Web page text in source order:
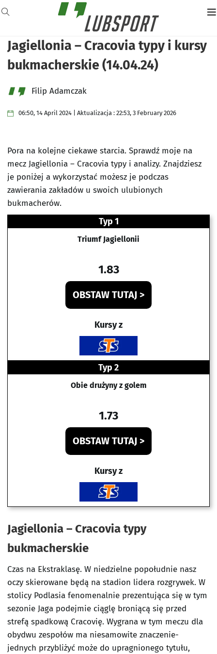
Jagiellonia – Cracovia typy i kursy
bukmacherskie (14.04.24)
Filip Adamczak
06:50, 14 April 2024 | Aktualizacja : 22:53, 3 February 2026
Pora na kolejne ciekawe starcia. Sprawdź moje na
mecz Jagiellonia – Cracovia typy i analizy. Znajdziesz
je poniżej a wykorzystać możesz je podczas
zawierania zakładów u swoich ulubionych
bukmacherów.
Typ 1
Triumf Jagiellonii
1.83
OBSTAW TUTAJ >
Kursy z
Typ 2
Obie drużyny z golem
1.73
OBSTAW TUTAJ >
Kursy z
Jagiellonia – Cracovia typy
bukmacherskie
Czas na Ekstraklasę. W niedzielne popołudnie nasz
oczy skierowane będą na stadion lidera rozgrywek. W
stolicy Podlasia fenomenalnie prezentująca się w tym
sezonie Jaga podejmie ciąglę broniącą się przed
strefą spadkową Cracovię. Wygrana w tym meczu dla
obydwu zespołów ma niesamowite znaczenie-
jednych przybliżyć może do upragnionego tytułu,